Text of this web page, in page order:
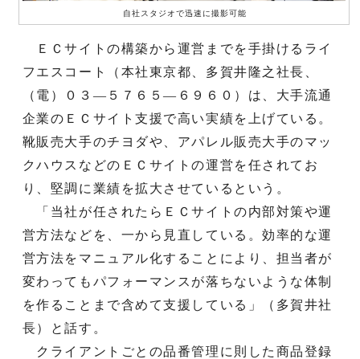
自社スタジオで迅速に撮影可能
ＥＣサイトの構築から運営までを手掛けるライ
フエスコート（本社東京都、多賀井隆之社長、
（電）０３―５７６５―６９６０）は、大手流通
企業のＥＣサイト支援で高い実績を上げている。
靴販売大手のチヨダや、アパレル販売大手のマッ
クハウスなどのＥＣサイトの運営を任されてお
り、堅調に業績を拡大させているという。
「当社が任されたらＥＣサイトの内部対策や運
営方法などを、一から見直している。効率的な運
営方法をマニュアル化することにより、担当者が
変わってもパフォーマンスが落ちないような体制
を作ることまで含めて支援している」（多賀井社
長）と話す。
クライアントごとの品番管理に則した商品登録